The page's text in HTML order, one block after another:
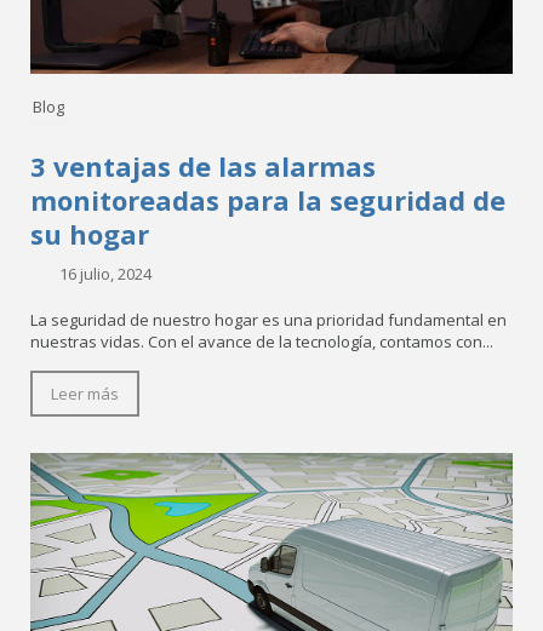
Blog
3 ventajas de las alarmas
monitoreadas para la seguridad de
su hogar
16 julio, 2024
La seguridad de nuestro hogar es una prioridad fundamental en
nuestras vidas. Con el avance de la tecnología, contamos con...
Leer más